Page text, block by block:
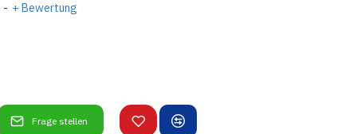
- + Bewertung
Frage stellen